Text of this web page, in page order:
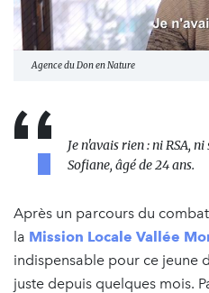
Agence du Don en Nature
Je n'avais rien : ni RSA,
Sofiane, âgé de 24 ans.
Après un parcours du
la Mission Locale Vallée
indispensable pour ce jeune
juste depuis quelques mois.